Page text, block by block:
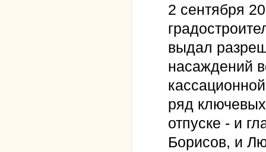
2 сентября
выдал
насаждений
ряд
отпуске - и
Борисов, и